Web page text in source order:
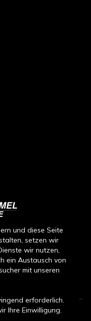
Rechte vorbehalten.
und diese Seite
setzen wir
wir nutzen,
ein Austausch von
mit unseren
erforderlich.
Ihre Einwilligung.